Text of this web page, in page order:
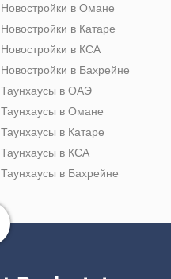
Новостройки в Омане
Новостройки в Катаре
Новостройки в КСА
Новостройки в Бахрейне
Таунхаусы в ОАЭ
Таунхаусы в Омане
Таунхаусы в Катаре
Таунхаусы в КСА
Таунхаусы в Бахрейне